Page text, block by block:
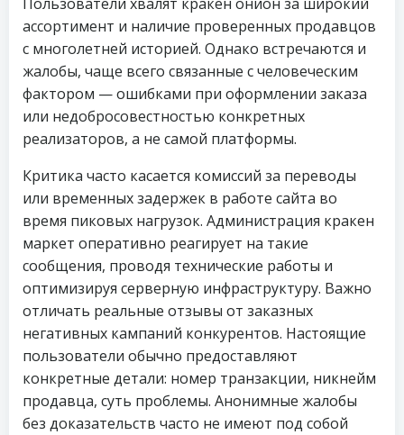
ассортимент и наличие проверенных продавцов
с многолетней историей. Однако встречаются и
жалобы, чаще всего связанные с человеческим
фактором — ошибками при оформлении заказа
или недобросовестностью конкретных
реализаторов, а не самой платформы.
Критика часто касается комиссий за переводы
или временных задержек в работе сайта во
время пиковых нагрузок. Администрация кракен
маркет оперативно реагирует на такие
сообщения, проводя технические работы и
оптимизируя серверную инфраструктуру. Важно
отличать реальные отзывы от заказных
негативных кампаний конкурентов. Настоящие
пользователи обычно предоставляют
конкретные детали: номер транзакции, никнейм
продавца, суть проблемы. Анонимные жалобы
без доказательств часто не имеют под собой